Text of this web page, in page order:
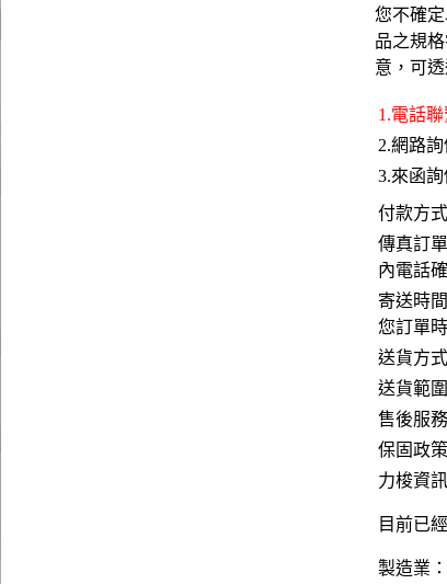
您不確
品之規
意，可
1.電話
2.網路
3.來函詢
付款方
傳真訂
內電話
寄送時
您訂單
送貨方
送貨範
售後服
保固政
力梭資
目前已
製造業